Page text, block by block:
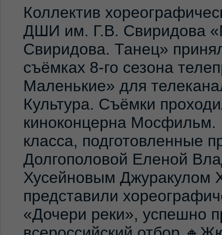
Коллектив
ДШИ им. Г.В. Свиридова
Свиридова. Танец»
съёмках 8-го сезона
Маленькие» для
Культура. Съёмки
киноконцерна Мосфильм.
класса, подготовленные
Долгополовой Еленой
Хусейновым Джуракулом
представили
«Дочери реки», успешно